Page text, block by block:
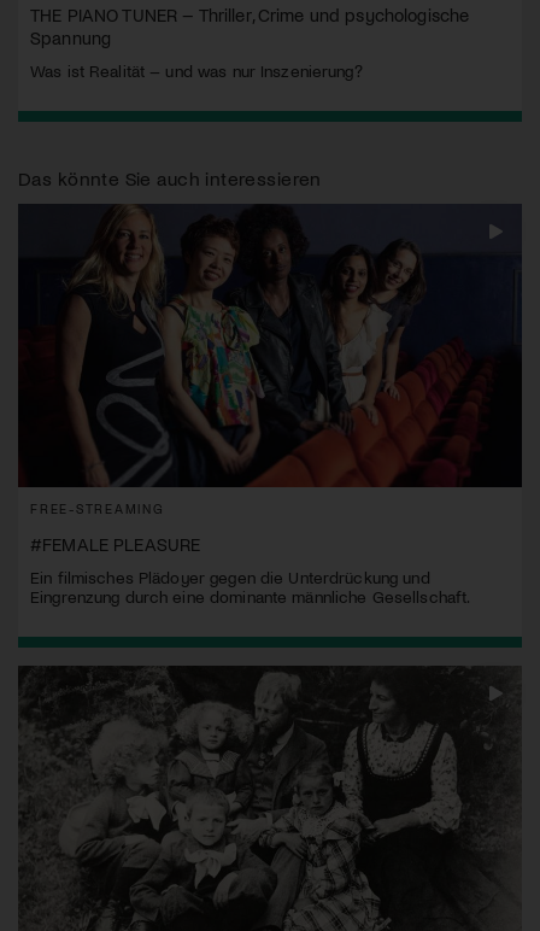
THE PIANO TUNER – Thriller, Crime und psychologische
Spannung
Was ist Realität – und was nur Inszenierung?
Das könnte Sie auch interessieren
FREE-STREAMING
#FEMALE PLEASURE
Ein filmisches Plädoyer gegen die Unterdrückung und
Eingrenzung durch eine dominante männliche Gesellschaft.